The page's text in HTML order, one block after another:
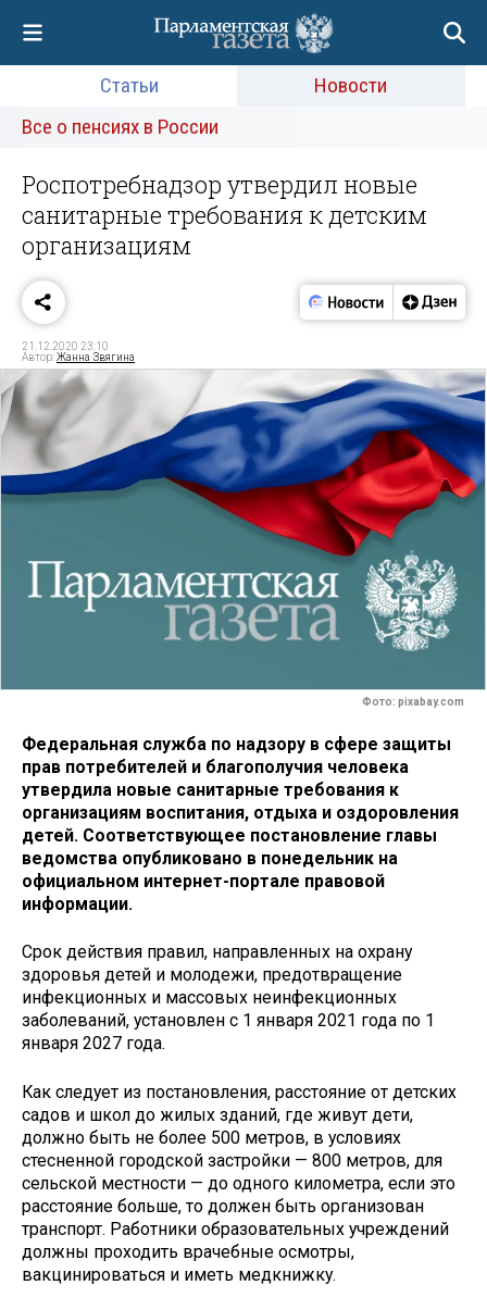
Статьи
Новости
Все о пенсиях в России
Роспотребнадзор утвердил новые
санитарные требования к детским
организациям
21.12.2020 23:10
Автор:Жанна Звягина
Фото: pixabay.com
Федеральная служба по надзору в сфере защиты
прав потребителей и благополучия человека
утвердила новые санитарные требования к
организациям воспитания, отдыха и оздоровления
детей. Соответствующее постановление главы
ведомства опубликовано в понедельник на
официальном интернет-портале правовой
информации.
Срок действия правил, направленных на охрану
здоровья детей и молодежи, предотвращение
инфекционных и массовых неинфекционных
заболеваний, установлен с 1 января 2021 года по 1
января 2027 года.
Как следует из постановления, расстояние от детских
садов и школ до жилых зданий, где живут дети,
должно быть не более 500 метров, в условиях
стесненной городской застройки — 800 метров, для
сельской местности — до одного километра, если это
расстояние больше, то должен быть организован
транспорт. Работники образовательных учреждений
должны проходить врачебные осмотры,
вакцинироваться и иметь медкнижку.